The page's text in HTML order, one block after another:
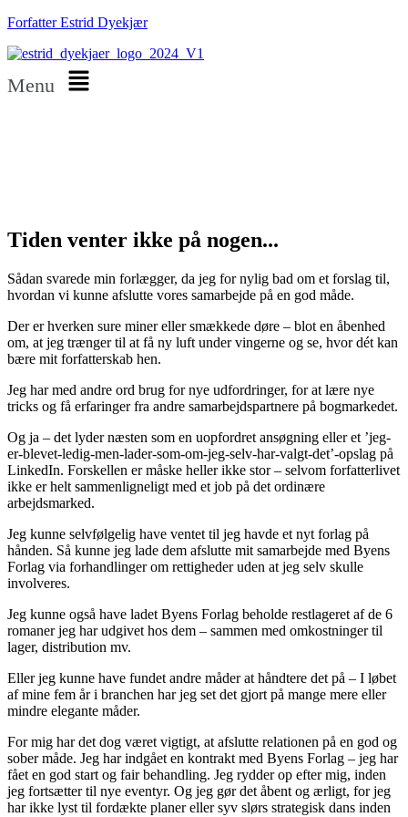
Forfatter Estrid Dyekjær
Menu
Tiden venter ikke på nogen...
Sådan svarede min forlægger, da jeg for nylig bad om et forslag til,
hvordan vi kunne afslutte vores samarbejde på en god måde.
Der er hverken sure miner eller smækkede døre – blot en åbenhed
om, at jeg trænger til at få ny luft under vingerne og se, hvor dét kan
bære mit forfatterskab hen.
Jeg har med andre ord brug for nye udfordringer, for at lære nye
tricks og få erfaringer fra andre samarbejdspartnere på bogmarkedet.
Og ja – det lyder næsten som en uopfordret ansøgning eller et ’jeg-
er-blevet-ledig-men-lader-som-om-jeg-selv-har-valgt-det’-opslag på
LinkedIn. Forskellen er måske heller ikke stor – selvom forfatterlivet
ikke er helt sammenligneligt med et job på det ordinære
arbejdsmarked.
Jeg kunne selvfølgelig have ventet til jeg havde et nyt forlag på
hånden. Så kunne jeg lade dem afslutte mit samarbejde med Byens
Forlag via forhandlinger om rettigheder uden at jeg selv skulle
involveres.
Jeg kunne også have ladet Byens Forlag beholde restlageret af de 6
romaner jeg har udgivet hos dem – sammen med omkostninger til
lager, distribution mv.
Eller jeg kunne have fundet andre måder at håndtere det på – I løbet
af mine fem år i branchen har jeg set det gjort på mange mere eller
mindre elegante måder.
For mig har det dog været vigtigt, at afslutte relationen på en god og
sober måde. Jeg har indgået en kontrakt med Byens Forlag – jeg har
fået en god start og fair behandling. Jeg rydder op efter mig, inden
jeg fortsætter til nye eventyr. Og jeg gør det åbent og ærligt, for jeg
har ikke lyst til fordækte planer eller syv slørs strategisk dans inden